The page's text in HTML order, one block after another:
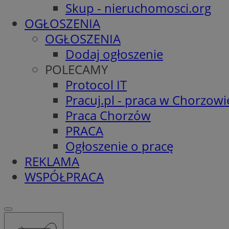
Skup - nieruchomosci.org
OGŁOSZENIA
OGŁOSZENIA
Dodaj ogłoszenie
POLECAMY
Protocol IT
Pracuj.pl - praca w
Praca Chorzów
PRACA
Ogłoszenie o pracę
REKLAMA
WSPÓŁPRACA